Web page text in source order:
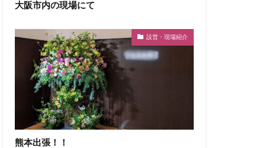
大阪市内の現場にて
設営・現場紹介
熊本出張！！